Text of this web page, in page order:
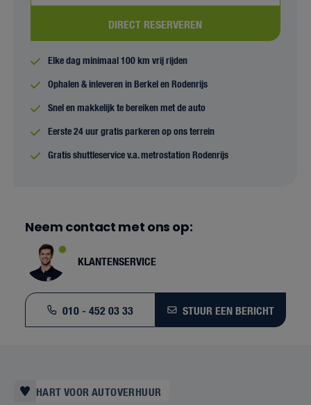
DIRECT RESERVEREN
Elke dag minimaal 100 km vrij rijden
Ophalen & inleveren in Berkel en Rodenrijs
Snel en makkelijk te bereiken met de auto
Eerste 24 uur gratis parkeren op ons terrein
Gratis shuttleservice v.a. metrostation Rodenrijs
Neem contact met ons op:
KLANTENSERVICE
010 - 452 03 33 STUUR EEN BERICHT
HART VOOR AUTOVERHUUR